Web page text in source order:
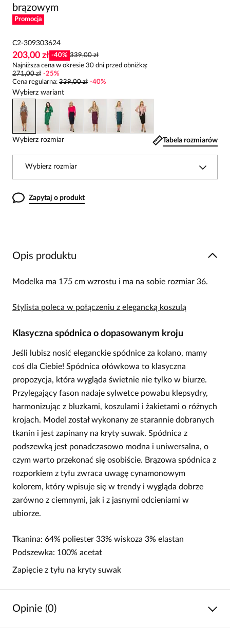
brązowym
Promocja
C2-309303624
203,00 zł -40% 339,00 zł
Najniższa cena w okresie 30 dni przed obniżką:
271,00 zł -25%
Cena regularna: 339,00 zł -40%
Wybierz wariant
Wybierz rozmiar Tabela rozmiarów
Wybierz rozmiar
Zapytaj o produkt
Opis produktu
Modelka ma 175 cm wzrostu i ma na sobie rozmiar 36.
Stylista poleca w połączeniu z elegancką koszulą
Klasyczna spódnica o dopasowanym kroju
Jeśli lubisz nosić eleganckie spódnice za kolano, mamy
coś dla Ciebie! Spódnica ołówkowa to klasyczna
propozycja, która wygląda świetnie nie tylko w biurze.
Przylegający fason nadaje sylwetce powabu klepsydry,
harmonizując z bluzkami, koszulami i żakietami o różnych
krojach. Model został wykonany ze starannie dobranych
tkanin i jest zapinany na kryty suwak. Spódnica z
podszewką jest ponadczasowo modna i uniwersalna, o
czym warto przekonać się osobiście. Brązowa spódnica z
rozporkiem z tyłu zwraca uwagę cynamonowym
kolorem, który wpisuje się w trendy i wygląda dobrze
zarówno z ciemnymi, jak i z jasnymi odcieniami w
ubiorze.
Tkanina: 64% poliester 33% wiskoza 3% elastan
Podszewka: 100% acetat
Zapięcie z tyłu na kryty suwak
Opinie (0)